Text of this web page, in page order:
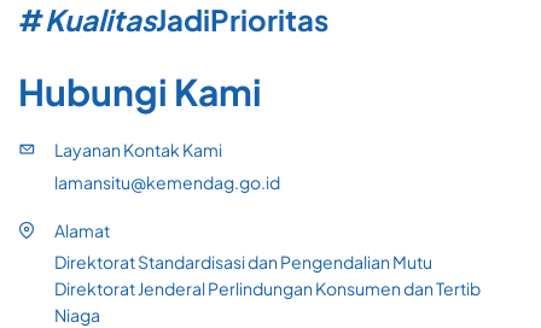
#KualitasJadiPrioritas
Hubungi Kami
Layanan Kontak Kami
lamansitu@kemendag.go.id
Alamat
Direktorat Standardisasi dan Pengendalian Mutu
Direktorat Jenderal Perlindungan Konsumen dan Tertib
Niaga